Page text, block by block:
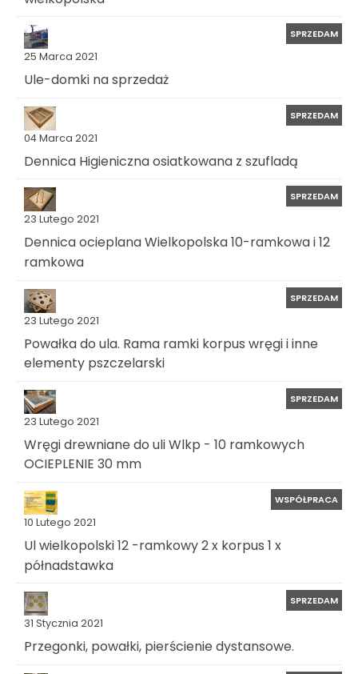
25 Marca 2021
SPRZEDAM
Ule-domki na sprzedaż
04 Marca 2021
SPRZEDAM
Dennica Higieniczna osiatkowana z szufladą
23 Lutego 2021
SPRZEDAM
Dennica ocieplana Wielkopolska 10-ramkowa i 12
ramkowa
23 Lutego 2021
SPRZEDAM
Powałka do ula. Rama ramki korpus wręgi i inne
elementy pszczelarski
23 Lutego 2021
SPRZEDAM
Wręgi drewniane do uli Wlkp - 10 ramkowych
OCIEPLENIE 30 mm
10 Lutego 2021
WSPÓŁPRACA
Ul wielkopolski 12 -ramkowy 2 x korpus 1 x
półnadstawka
31 Stycznia 2021
SPRZEDAM
Przegonki, powałki, pierścienie dystansowe.